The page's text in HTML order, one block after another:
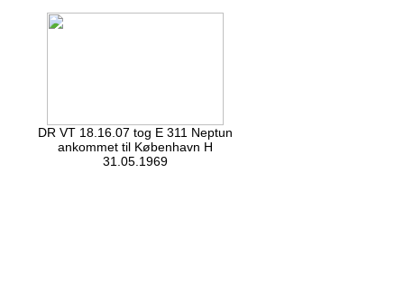
DR VT 18.16.07 tog E 311 Neptun
ankommet til København H
31.05.1969